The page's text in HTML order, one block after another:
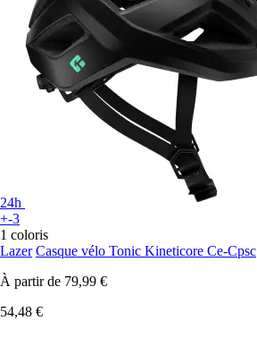
24h
+-3
1 coloris
Lazer Casque vélo Tonic Kineticore Ce-Cpsc
À partir de 79,99 €
54,48 €